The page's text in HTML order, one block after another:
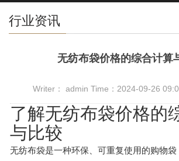
行业资讯
无纺布袋价格的综合计算
Writer： admin Time：2024-09-26
了解无纺布袋价格的
与比较
无纺布袋是一种环保、可重复使用的购物